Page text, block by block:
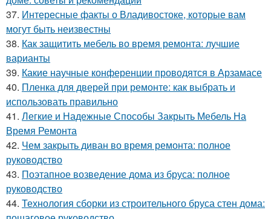
37. Интересные факты о Владивостоке, которые вам
могут быть неизвестны
38. Как защитить мебель во время ремонта: лучшие
варианты
39. Какие научные конференции проводятся в Арзамасе
40. Пленка для дверей при ремонте: как выбрать и
использовать правильно
41. Легкие и Надежные Способы Закрыть Мебель На
Время Ремонта
42. Чем закрыть диван во время ремонта: полное
руководство
43. Поэтапное возведение дома из бруса: полное
руководство
44. Технология сборки из строительного бруса стен дома: